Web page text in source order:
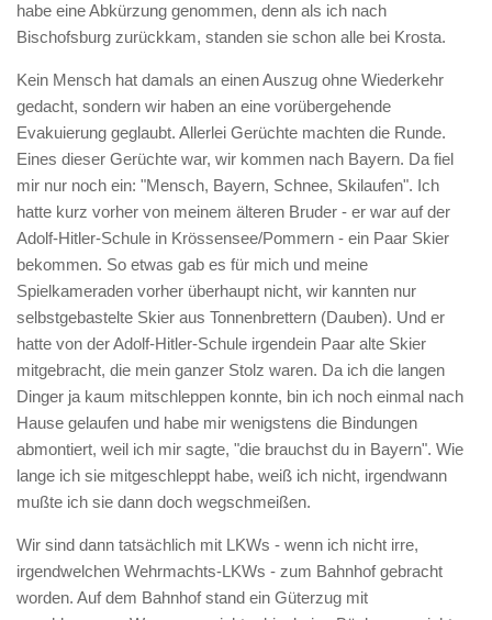
habe eine Abkürzung genommen, denn als ich nach
Bischofsburg zurückkam, standen sie schon alle bei Krosta.
Kein Mensch hat damals an einen Auszug ohne Wiederkehr
gedacht, sondern wir haben an eine vorübergehende
Evakuierung geglaubt. Allerlei Gerüchte machten die Runde.
Eines dieser Gerüchte war, wir kommen nach Bayern. Da fiel
mir nur noch ein: "Mensch, Bayern, Schnee, Skilaufen". Ich
hatte kurz vorher von meinem älteren Bruder - er war auf der
Adolf-Hitler-Schule in Krössensee/Pommern - ein Paar Skier
bekommen. So etwas gab es für mich und meine
Spielkameraden vorher überhaupt nicht, wir kannten nur
selbstgebastelte Skier aus Tonnenbrettern (Dauben). Und er
hatte von der Adolf-Hitler-Schule irgendein Paar alte Skier
mitgebracht, die mein ganzer Stolz waren. Da ich die langen
Dinger ja kaum mitschleppen konnte, bin ich noch einmal nach
Hause gelaufen und habe mir wenigstens die Bindungen
abmontiert, weil ich mir sagte, "die brauchst du in Bayern". Wie
lange ich sie mitgeschleppt habe, weiß ich nicht, irgendwann
mußte ich sie dann doch wegschmeißen.
Wir sind dann tatsächlich mit LKWs - wenn ich nicht irre,
irgendwelchen Wehrmachts-LKWs - zum Bahnhof gebracht
worden. Auf dem Bahnhof stand ein Güterzug mit